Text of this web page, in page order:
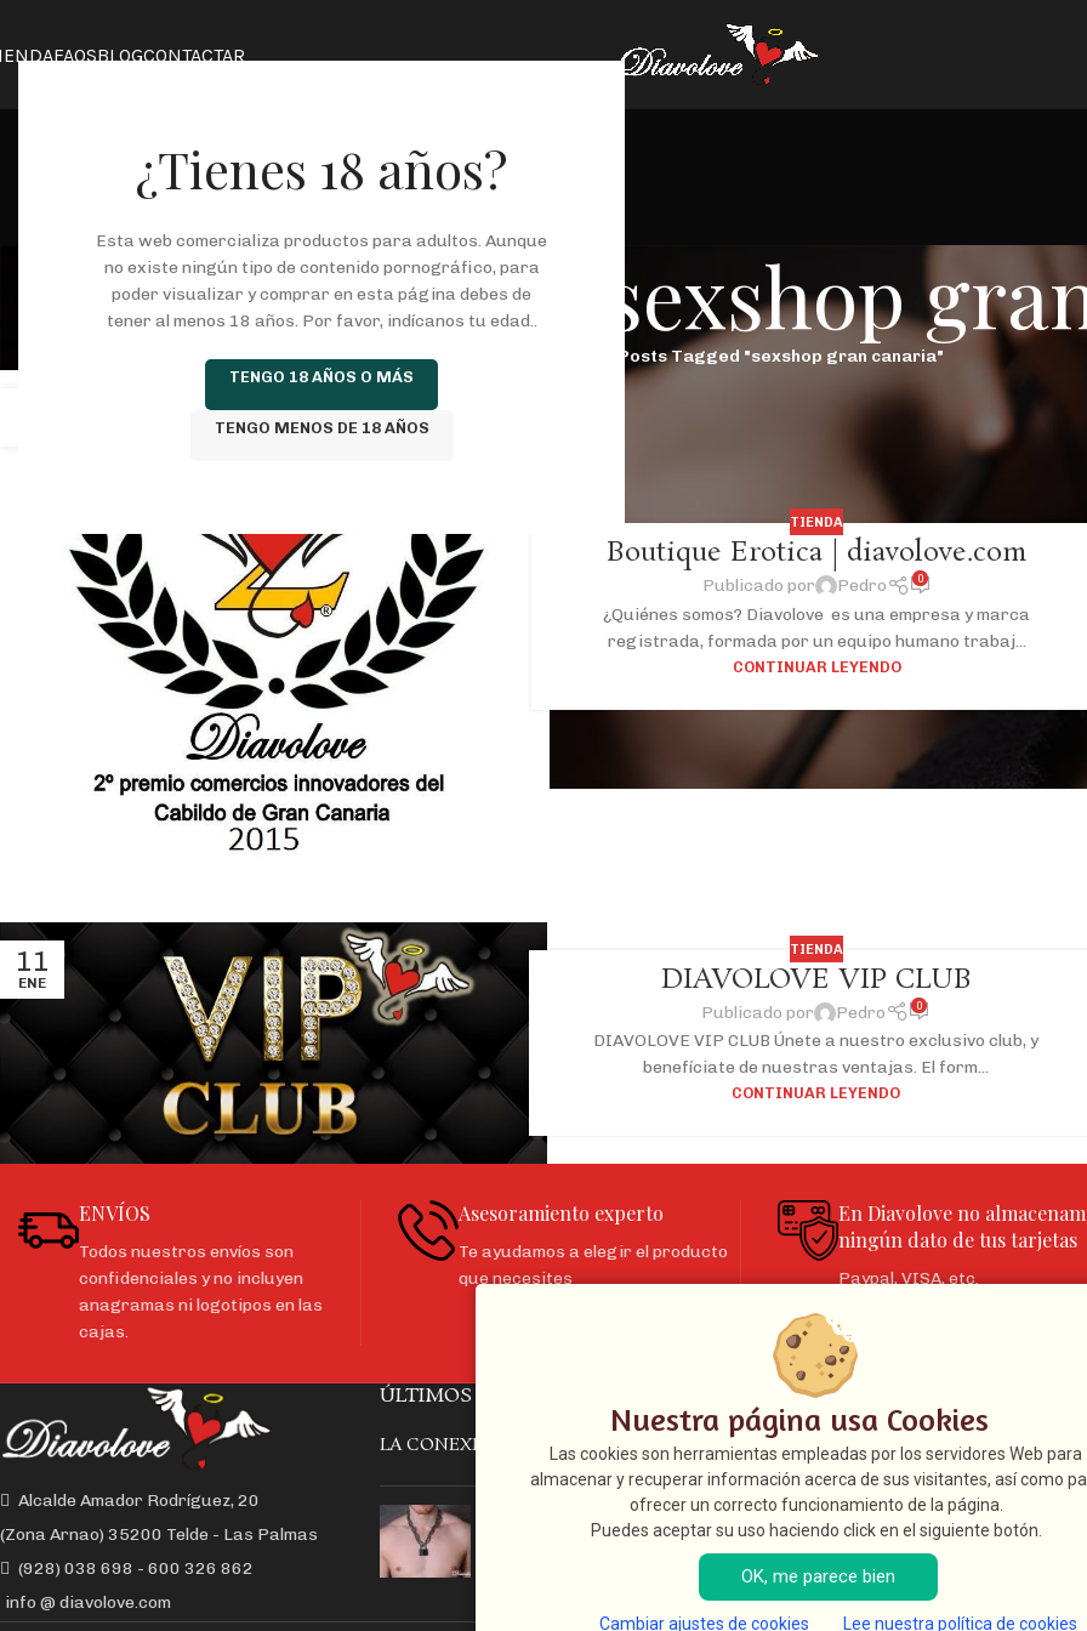
¿Tienes 18 años?
Esta web comercializa productos para adultos. Aunque
no existe ningún tipo de contenido pornográfico, para
poder visualizar y comprar en esta página debes de
tener al menos 18 años. Por favor, indícanos tu edad..
TENGO 18 AÑOS O MÁS
TENGO MENOS DE 18 AÑOS
FAQSBLOGCONTACTAR
Tag Archives: sexshop
Posts Tagged "sexshop gran canaria"
TIENDA
Boutique Erotica | diavolove.com
Publicado por Pedro 0
¿Quiénes somos? Diavolove es una empresa y marca
registrada, formada por un equipo humano trabaj...
CONTINUAR LEYENDO
11
ENE
TIENDA
DIAVOLOVE VIP CLUB
Publicado por Pedro 0
DIAVOLOVE VIP CLUB Únete a nuestro exclusivo club, y
benefíciate de nuestras ventajas. El form...
CONTINUAR LEYENDO
ENVÍOS
Todos nuestros envíos son
confidenciales y no incluyen
anagramas ni logotipos en las
cajas.
Asesoramiento experto
Te ayudamos a elegir el producto
que necesites
En Diavolove no
ningún dato de tus tarjetas
Paypal, VISA, etc.
Alcalde Amador Rodríguez, 20
(Zona Arnao) 35200 Telde - Las Palmas
(928) 038 698 - 600 326 862
info @ diavolove.com
ÚLTIMOS ARTÍCULOS
LA CONEXIÓN Y EL DESEO SEXUAL
EL COLLAR DE CADENA
CON CANDADO
INFORMACIÓN LEGAL
Aviso legal
Condiciones de venta
Política de cookies
Política de privacidad
Nuestra página usa Cookies
Las cookies son herramientas empleadas por los servidores Web para
almacenar y recuperar información acerca de sus visitantes, así como
ofrecer un correcto funcionamiento de la página.
Puedes aceptar su uso haciendo click en el siguiente botón.
OK, me parece bien
Cambiar ajustes de cookies Lee nuestra política de cookies